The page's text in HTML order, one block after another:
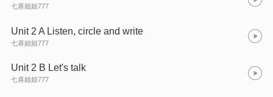
七喜姐姐777
Unit 2 A Listen, circle and write
七喜姐姐777
Unit 2 B Let's talk
七喜姐姐777